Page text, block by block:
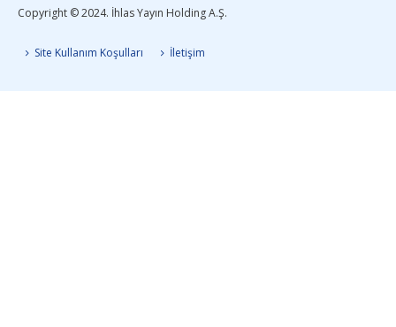
Copyright © 2024. İhlas Yayın Holding A.Ş.
Site Kullanım Koşulları İletişim